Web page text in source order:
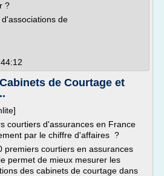
?
de
de Courtage et
courtiers d'assurances en France
par le chiffre d'affaires ?
premiers courtiers en assurances
permet de mieux mesurer les
des cabinets de courtage dans